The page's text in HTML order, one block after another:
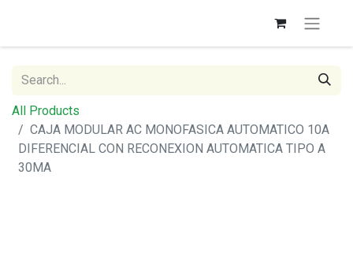
All Products
CAJA MODULAR AC MONOFASICA AUTOMATICO 10A
DIFERENCIAL CON RECONEXION AUTOMATICA TIPO A
30MA